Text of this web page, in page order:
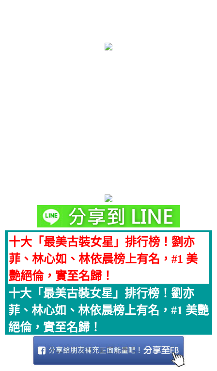
十大「最美古裝女星」排行榜！劉亦
菲、林心如、林依晨榜上有名，#1 美
艷絕倫，實至名歸！
十大「最美古裝女星」排行榜！劉亦
菲、林心如、林依晨榜上有名，#1 美艷
絕倫，實至名歸！